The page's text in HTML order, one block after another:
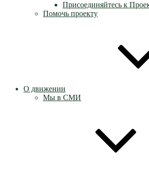
Присоединяйтесь к
Помочь проекту
О движении
Мы в СМИ